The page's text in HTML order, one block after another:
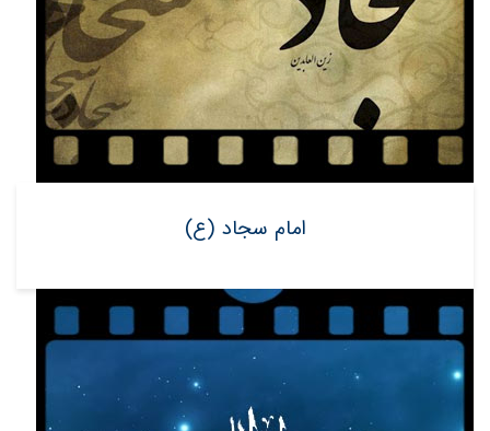
امام سجاد (ع)